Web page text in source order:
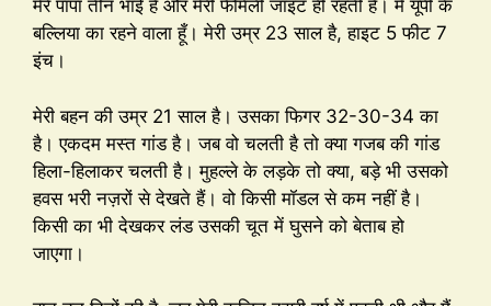
मेरे पापा तीन भाई हैं और मेरी फैमिली जॉइंट ही रहती है। मैं यूपी के
बल्लिया का रहने वाला हूँ। मेरी उम्र 23 साल है, हाइट 5 फीट 7
इंच।
मेरी बहन की उम्र 21 साल है। उसका फिगर 32-30-34 का
है। एकदम मस्त गांड है। जब वो चलती है तो क्या गजब की गांड
हिला-हिलाकर चलती है। मुहल्ले के लड़के तो क्या, बड़े भी उसको
हवस भरी नज़रों से देखते हैं। वो किसी मॉडल से कम नहीं है।
किसी का भी देखकर लंड उसकी चूत में घुसने को बेताब हो
जाएगा।